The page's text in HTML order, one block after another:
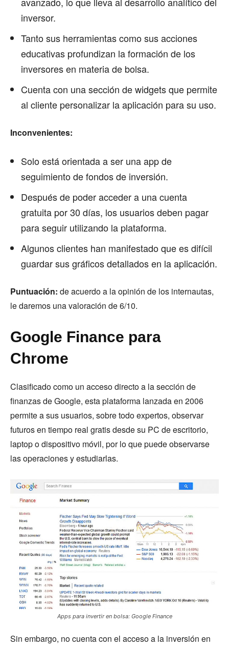
inversor.
Tanto sus herramientas como sus acciones
educativas profundizan la formación de los
inversores en materia de bolsa.
Cuenta con una sección de widgets que permite
al cliente personalizar la aplicación para su uso.
Inconvenientes:
Solo está orientada a ser una app de
seguimiento de fondos de inversión.
Después de poder acceder a una cuenta
gratuita por 30 días, los usuarios deben pagar
para seguir utilizando la plataforma.
Algunos clientes han manifestado que es difícil
guardar sus gráficos detallados en la aplicación.
Puntuación: de acuerdo a la opinión de los internautas,
le daremos una valoración de 6/10.
Google Finance para
Chrome
Clasificado como un acceso directo a la sección de
finanzas de Google, esta plataforma lanzada en 2006
permite a sus usuarios, sobre todo expertos, observar
futuros en tiempo real gratis desde su PC de escritorio,
laptop o dispositivo móvil, por lo que puede observarse
las operaciones y estudiarlas.
Apps para invertir en bolsa: Google Finance
Sin embargo, no cuenta con el acceso a la inversión en